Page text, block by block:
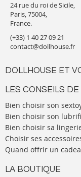
24 rue du roi de Sicile,
Paris, 75004,
France.
(+33) 1 40 27 09 21
contact@dollhouse.fr
DOLLHOUSE ET
LES CONSEILS
Bien choisir son
Bien choisir son
Bien choisir sa
Choisir ses
Quand offrir un
LA BOUTIQUE